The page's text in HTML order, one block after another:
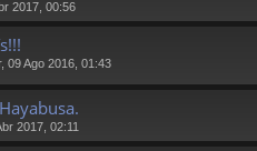
2017, 00:56
09 Ago 2016, 01:43
2017, 02:11